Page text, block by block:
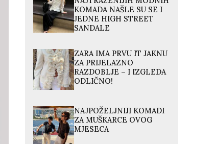
KOMADA NAŠLE SU SE I
JEDNE HIGH STREET
SANDALE
ZARA IMA PRVU IT JAKNU
ZA PRIJELAZNO
RAZDOBLJE – I IZGLEDA
ODLIČNO!
NAJPOŽELJNIJI KOMADI
ZA MUŠKARCE OVOG
MJESECA